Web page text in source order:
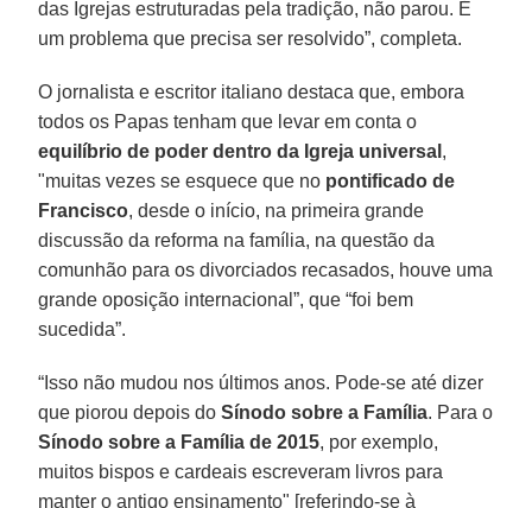
das Igrejas estruturadas pela tradição, não parou. É
um problema que precisa ser resolvido”, completa.
O jornalista e escritor italiano destaca que, embora
todos os Papas tenham que levar em conta o
equilíbrio de poder dentro da Igreja universal ,
"muitas vezes se esquece que no pontificado de
Francisco, desde o início, na primeira grande
discussão da reforma na família, na questão da
comunhão para os divorciados recasados, houve uma
grande oposição internacional”, que “foi bem
sucedida”.
“Isso não mudou nos últimos anos. Pode-se até dizer
que piorou depois doSínodo sobre a Família. Para o
Sínodo sobre a Família de 2015, por exemplo,
muitos bispos e cardeais escreveram livros para
manter o antigo ensinamento" [referindo-se à